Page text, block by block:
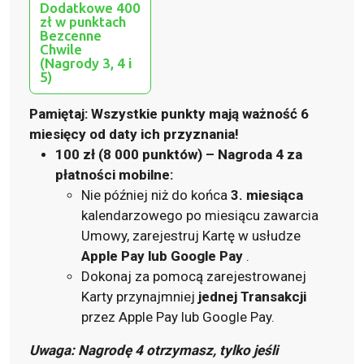
Dodatkowe 400
zł w punktach
Bezcenne
Chwile
(Nagrody 3, 4 i
5)
Pamiętaj: Wszystkie punkty mają ważność 6
miesięcy od daty ich przyznania!
100 zł (8 000 punktów) – Nagroda 4 za
płatności mobilne:
Nie później niż do końca 3. miesiąca
kalendarzowego po miesiącu zawarcia
Umowy, zarejestruj Kartę w usłudze
Apple Pay lub Google Pay .
Dokonaj za pomocą zarejestrowanej
Karty przynajmniej jednej Transakcji
przez Apple Pay lub Google Pay.
Uwaga: Nagrodę 4 otrzymasz, tylko jeśli